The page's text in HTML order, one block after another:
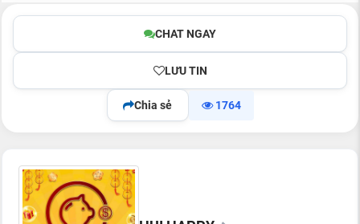
CHAT NGAY
LƯU TIN
Chia sẻ 1764